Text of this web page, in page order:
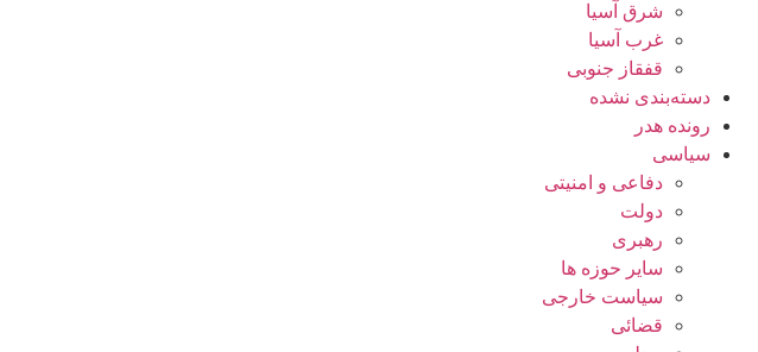
شرق آسیا
غرب آسیا
قفقاز جنوبی
دسته‌بندی نشده
رونده هدر
سیاسی
دفاعی و امنیتی
دولت
رهبری
سایر حوزه ها
سیاست خارجی
قضائی